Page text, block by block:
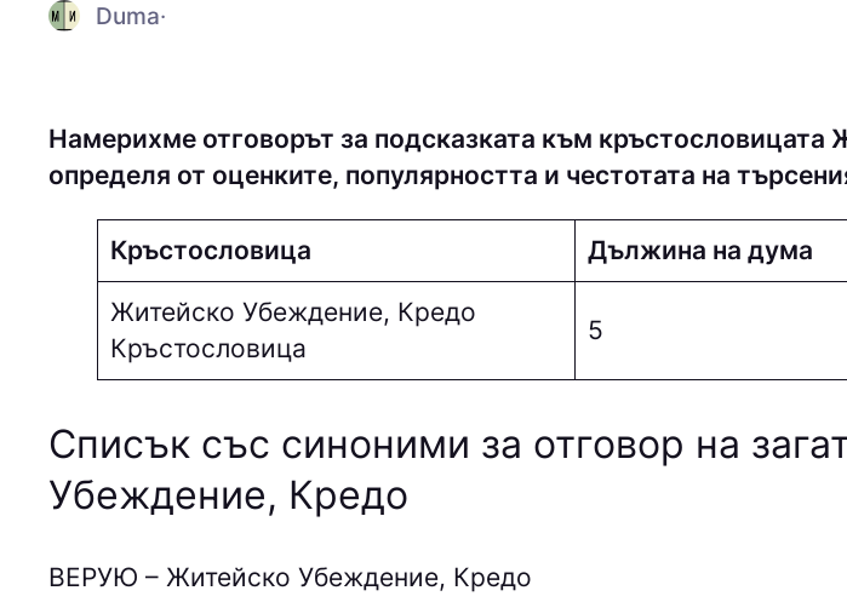
Duma·
Намерихме отговорът за подсказката към
определя от оценките, популярността и честотата на
Кръстословица Дължина на дума
Житейско Убеждение, Кредо
Кръстословица
5
Списък със синоними за отговор на
Убеждение, Кредо
ВEPУЮ – Житейско Убеждение, Кредо